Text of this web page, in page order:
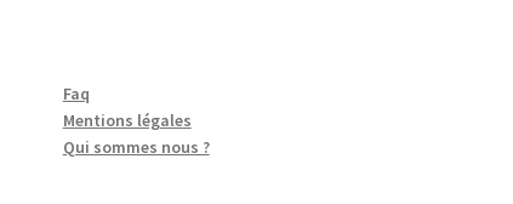
Faq
Mentions légales
Qui sommes nous ?